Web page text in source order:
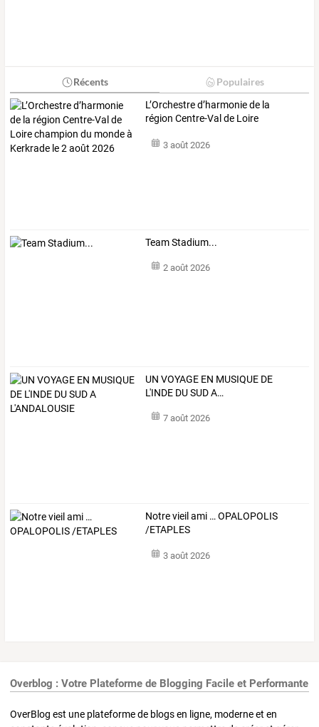
Récents Populaires
L’Orchestred’harmoniede la
région Centre-Val de Loire
3 août 2026
Team Stadium...
2 août 2026
UN VOYAGE EN MUSIQUE DE
L'INDE DUSUDA…
7 août 2026
Notre vieil ami … OPALOPOLIS
/ETAPLES
3 août 2026
Overblog : Votre Plateforme de Blogging Facile et Performante
OverBlog est une plateforme de blogs en ligne, moderne et en